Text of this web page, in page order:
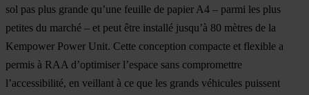
sol pas plus grande qu’une feuille de papier A4 – parmi les plus
petites du marché – et peut être installé jusqu’à 80 mètres de la
Kempower Power Unit. Cette conception compacte et flexible a
permis à RAA d’optimiser l’espace sans compromettre
l’accessibilité, en veillant à ce que les grands véhicules puissent